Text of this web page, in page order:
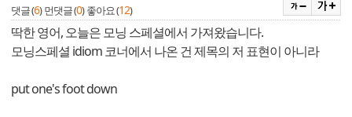
댓글 (6) 먼댓글 (0) 좋아요 (12)
딱한 영어, 오늘은 모닝 스페셜에서 가져왔습니다.
모닝스페셜 idiom 코너에서 나온 건 제목의 저 표현이 아니라
put one's foot down